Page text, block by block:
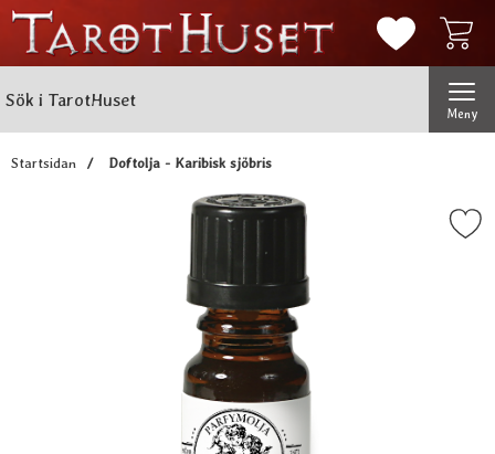
Mina
Meny
Startsidan Doftolja - Karibisk sjöbris
Markera doftolja -